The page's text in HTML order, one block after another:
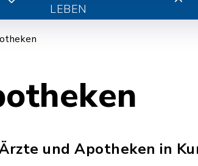
LEBEN
und Apotheken in